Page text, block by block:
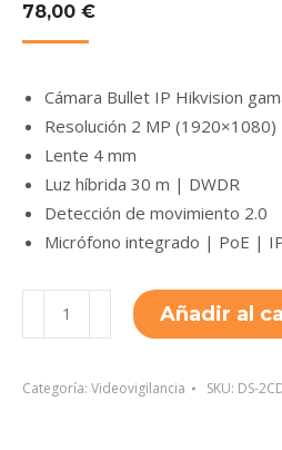
78,00 €
Cámara Bullet IP Hikvision
Resolución 2 MP (1920×1080)
Lente 4 mm
Luz híbrida 30 m | DWDR
Detección de movimiento 2.0
Micrófono integrado | PoE |
2CD1023G2-
cantidad
Añadir al
Categoría: Videovigilancia SKU: DS-